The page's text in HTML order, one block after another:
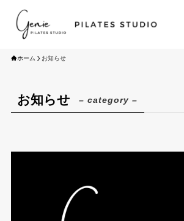
ホーム HOME
サービス／料金
STOTT PILATES®養成アカ
求人情報
ホーム お知らせ
お知らせ – category –